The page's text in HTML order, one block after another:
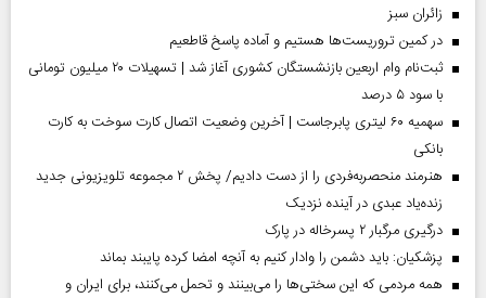
‌زائران سبز
در کمین تروریست‌ها هستیم و آماده پاسخ قاطعیم
ثبت‌نام وام اربعین بازنشستگان کشوری آغاز شد | تسهیلات ۲۰ میلیون تومانی
با سود ۵ درصد
سهمیه ۶۰ لیتری پابرجاست | آخرین وضعیت اتصال کارت سوخت به کارت
بانکی
هنرمند منحصر‌به‌فردی را از دست دادیم/ پخش ۲ مجموعه تلویزیونی جدید
زنده‌یاد عبدی در آینده نزدیک
درگیری مرگبار ۲ پسرخاله در پارک
پزشکیان: باید دشمن را وادار کنیم به آنچه امضا کرده پایبند بماند
همه مردمی که این سختی‌ها را می‌بینند و تحمل می‌کنند، برای ایران و